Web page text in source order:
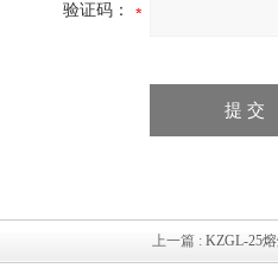
验证码：
上一篇 : KZGL-25